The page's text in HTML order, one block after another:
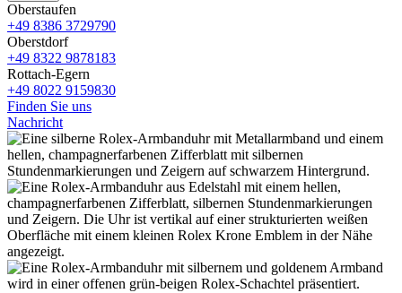
Oberstaufen
+49 8386 3729790
Oberstdorf
+49 8322 9878183
Rottach-Egern
+49 8022 9159830
Finden Sie uns
Nachricht